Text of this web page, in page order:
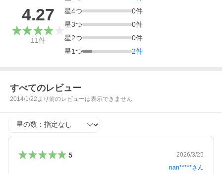
4.27
11件
星4つ 0件
星3つ 0件
星2つ 0件
星1つ 2件
すべてのレビュー
2014/1/22より前のレビューは表示できません
星の数
5
2026/3/25
nan*****さん